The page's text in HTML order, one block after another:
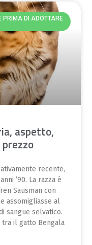
PRIMA DI ADOTTARE
aspetto,
recente,
’90. La razza è
Sausman con
assomigliasse al
sangue selvatico.
il gatto Bengala